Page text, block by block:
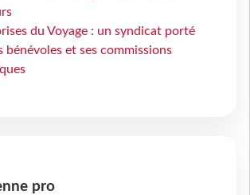
du Voyage : un syndicat porté
bénévoles et ses commissions
pro